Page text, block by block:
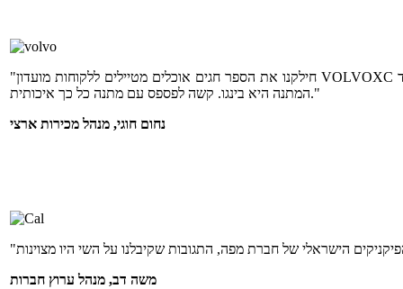
"חילקנו את הספר חגים אוכלים מטיילים ללקוחות מועדון VOLVOXC וקיבלנו תגובות מדהימות. זאת הפעם השנייה שאנחנו נותנים במתנה ספר של מפה ותמיד
המתנה היא בינגו. קשה לפספס עם מתנה כל כך איכותית."
נחום חוגי, מנהל מכירות ארצי
משה דב, מנהל ערוץ חברות